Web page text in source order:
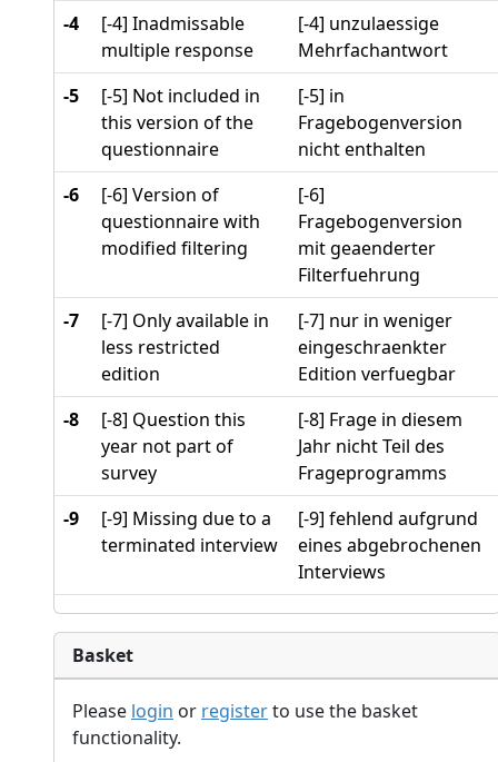
-4
[-4] Inadmissable
multiple response
[-4] unzulaessige
Mehrfachantwort
-5
[-5] Not included in
this version of the
questionnaire
[-5] in
Fragebogenversion
nicht enthalten
-6
[-6] Version of
questionnaire with
modified filtering
[-6]
Fragebogenversion
mit geaenderter
Filterfuehrung
-7
[-7] Only available in
less restricted
edition
[-7] nur in weniger
eingeschraenkter
Edition verfuegbar
-8
[-8] Question this
year not part of
survey
[-8] Frage in diesem
Jahr nicht Teil des
Frageprogramms
-9
[-9] Missing due to a
terminated interview
[-9] fehlend aufgrund
eines abgebrochenen
Interviews
Basket
Please login or registerto use the basket
functionality.